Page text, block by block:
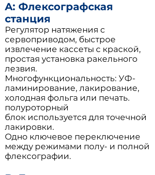
A: Флексографская
станция
Регулятор натяжения с
сервоприводом, быстрое
извлечение кассеты с краской,
простая установка ракельного
лезвия.
Многофункциональность: УФ-
ламинирование, лакирование,
холодная фольга или печать.
полуроторный
блок используется для точечной
лакировки.
Одно ключевое переключение
между режимами полу- и полной
флексографии.